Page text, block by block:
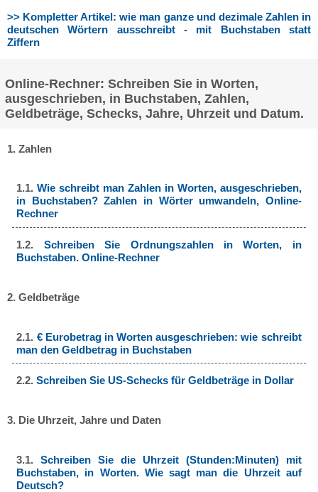
>> Kompletter Artikel: wie man ganze und dezimale Zahlen in
deutschen Wörtern ausschreibt - mit Buchstaben statt
Ziffern
Online-Rechner: Schreiben Sie in Worten,
ausgeschrieben, in Buchstaben, Zahlen,
Geldbeträge, Schecks, Jahre, Uhrzeit und Datum.
1. Zahlen
1.1.Wie schreibt man Zahlen in Worten, ausgeschrieben,
in Buchstaben? Zahlen in Wörter umwandeln, Online-
Rechner
1.2. Schreiben Sie Ordnungszahlen in Worten, in
Buchstaben. Online-Rechner
2. Geldbeträge
2.1. € Eurobetrag in Worten ausgeschrieben: wie schreibt
man den Geldbetrag in Buchstaben
2.2.Schreiben Sie US-Schecks für Geldbeträge in Dollar
3. Die Uhrzeit, Jahre und Daten
3.1.Schreiben Sie die Uhrzeit (Stunden:Minuten) mit
Buchstaben, in Worten. Wie sagt man die Uhrzeit auf
Deutsch?